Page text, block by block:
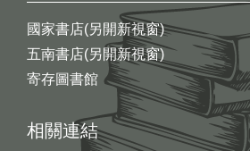
國家書店(另開新視窗)
五南書店(另開新視窗)
寄存圖書館
相關連結